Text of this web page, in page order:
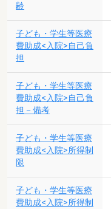
齢
子ども・学生等医療
費助成<入院>自己負
担
子ども・学生等医療
費助成<入院>自己負
担－備考
子ども・学生等医療
費助成<入院>所得制
限
子ども・学生等医療
費助成<入院>所得制